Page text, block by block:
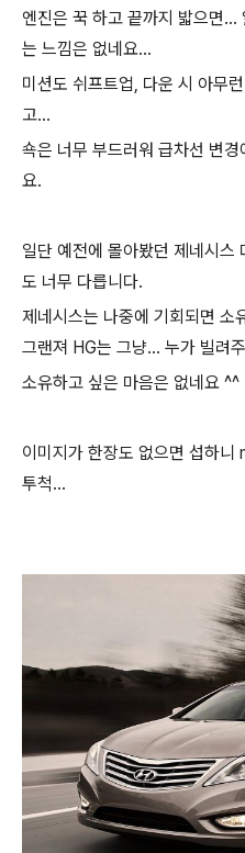
엔진은 꾹 하고 끝까지 밟으면
는 느낌은 없네요...
미션도 쉬프트업, 다운 시 아무
고...
쇽은 너무 부드러워 급차선 변
요.
일단 예전에 몰아봤던 제네시스
도 너무 다릅니다.
제네시스는 나중에 기회되면 소
그랜져 HG는 그냥... 누가 빌려
소유하고 싶은 마음은 없네요 ^^
이미지가 한장도 없으면 섭하
투척...